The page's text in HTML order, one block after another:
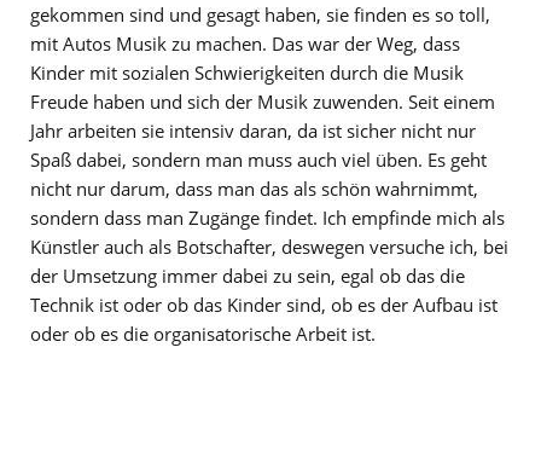
gekommen sind und gesagt haben, sie finden es so toll,
mit Autos Musik zu machen. Das war der Weg, dass
Kinder mit sozialen Schwierigkeiten durch die Musik
Freude haben und sich der Musik zuwenden. Seit einem
Jahr arbeiten sie intensiv daran, da ist sicher nicht nur
Spaß dabei, sondern man muss auch viel üben. Es geht
nicht nur darum, dass man das als schön wahrnimmt,
sondern dass man Zugänge findet. Ich empfinde mich als
Künstler auch als Botschafter, deswegen versuche ich, bei
der Umsetzung immer dabei zu sein, egal ob das die
Technik ist oder ob das Kinder sind, ob es der Aufbau ist
oder ob es die organisatorische Arbeit ist.